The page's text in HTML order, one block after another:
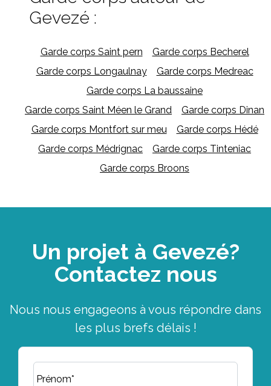
Gevezé :
Garde corps Saint pern
Garde corps Becherel
Garde corps Longaulnay
Garde corps Medreac
Garde corps La baussaine
Garde corps Saint Méen le Grand
Garde corps Dinan
Garde corps Montfort sur meu
Garde corps Hédé
Garde corps Médrignac
Garde corps Tinteniac
Garde corps Broons
Un projet à Gevezé?
Contactez nous
Nous nous engageons à vous répondre dans
les plus brefs délais !
Prénom*